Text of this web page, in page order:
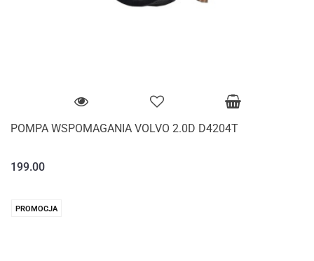
POMPA WSPOMAGANIA VOLVO 2.0D D4204T
199.00
PROMOCJA